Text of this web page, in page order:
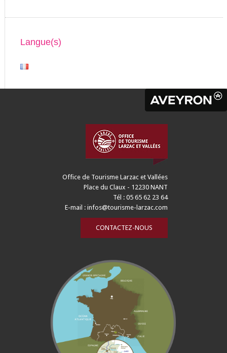
Langue(s)
Office de Tourisme Larzac et Vallées
Place du Claux - 12230 NANT
Tél : 05 65 62 23 64
E-mail :infos@tourisme-larzac.com
CONTACTEZ-NOUS